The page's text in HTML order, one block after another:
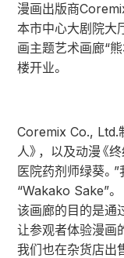
漫画出版商
本市中心大剧院大
画主题艺术画廊“
楼开业。
Coremix Co., Ltd.
人》，以及动漫《
医院药剂师绿葵。
“Wakako Sake”。
该画廊的目的是通
让参观者体验漫画
我们也在杂货店出